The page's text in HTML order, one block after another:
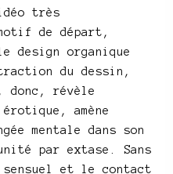
très
de départ,
design organique
du dessin,
donc, révèle
amène
mentale dans son
par extase. Sans
et le contact